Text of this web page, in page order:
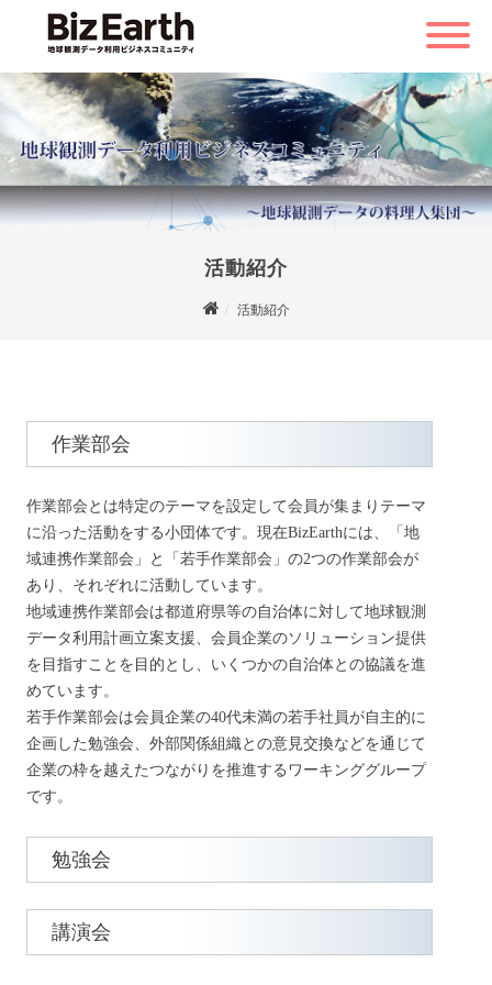
活動紹介
活動紹介
作業部会
作業部会とは特定のテーマを設定して会員が集まりテーマ
に沿った活動をする小団体です。現在BizEarthには、「地
域連携作業部会」と「若手作業部会」の2つの作業部会が
あり、それぞれに活動しています。
地域連携作業部会は都道府県等の自治体に対して地球観測
データ利用計画立案支援、会員企業のソリューション提供
を目指すことを目的とし、いくつかの自治体との協議を進
めています。
若手作業部会は会員企業の40代未満の若手社員が自主的に
企画した勉強会、外部関係組織との意見交換などを通じて
企業の枠を越えたつながりを推進するワーキンググループ
です。
勉強会
講演会